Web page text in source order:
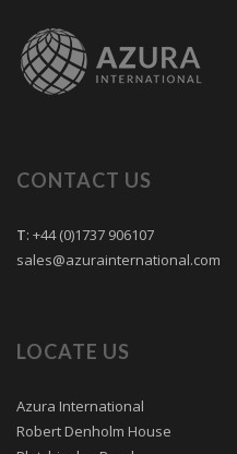
CONTACT US
T: +44 (0)1737 906107
sales@azurainternational.com
LOCATE US
Azura International
Robert Denholm House